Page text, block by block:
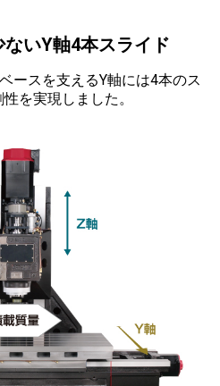
いY軸4本スライド
ースを支えるY軸には4本のス
を実現しました。